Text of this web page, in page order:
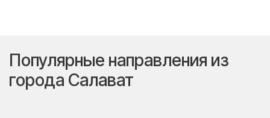
Популярные направления из
города Салават